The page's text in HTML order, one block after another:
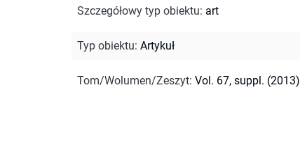
Szczegółowy typ obiektu: art
Typ obiektu: Artykuł
Tom/Wolumen/Zeszyt: Vol. 67, suppl. (2013)